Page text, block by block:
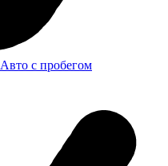
Авто с пробегом